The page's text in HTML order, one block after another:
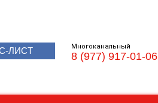
ЛИСТ Многоканальный
8 (977) 917-01-06